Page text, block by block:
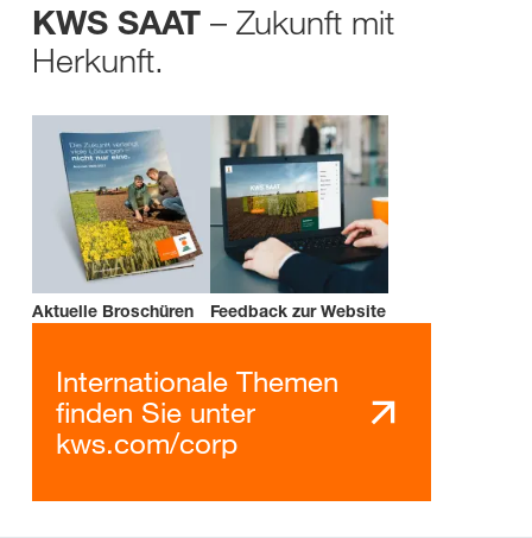
KWS SAAT – Zukunft mit
Herkunft.
Aktuelle Broschüren Feedback zur Website
Internationale Themen
finden Sie unter
kws.com/corp